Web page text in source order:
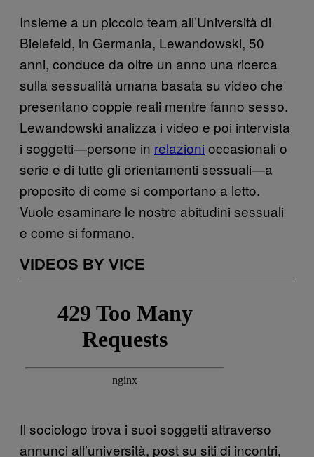
Insieme a un piccolo team all’Università di
Bielefeld, in Germania, Lewandowski, 50
anni, conduce da oltre un anno una ricerca
sulla sessualità umana basata su video che
presentano coppie reali mentre fanno sesso.
Lewandowski analizza i video e poi intervista
i soggetti—persone in relazioni occasionali o
serie e di tutte gli orientamenti sessuali—a
proposito di come si comportano a letto.
Vuole esaminare le nostre abitudini sessuali
e come si formano.
VIDEOS BY VICE
Il sociologo trova i suoi soggetti attraverso
annunci all’università, post su siti di incontri,